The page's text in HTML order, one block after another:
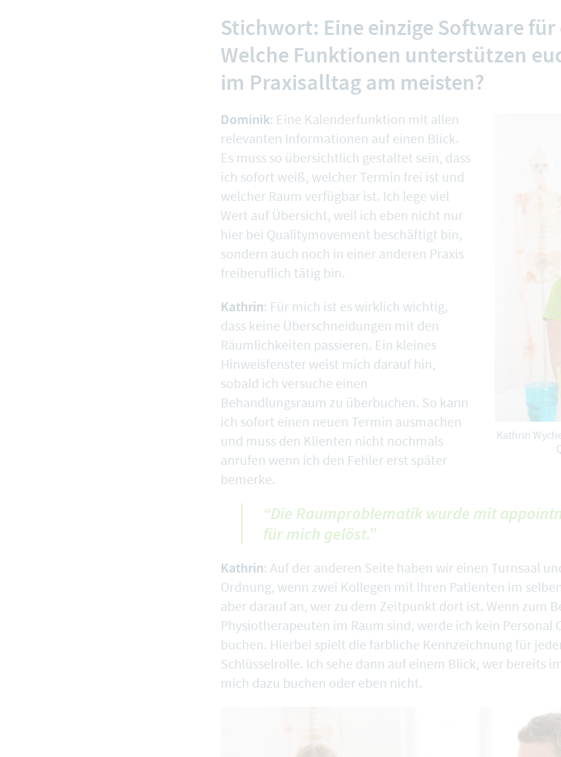
Stichwort: Eine einzige Software für
Welche Funktionen unterstützen
im Praxisalltag am meisten?
Kathrin
Dominik: Eine Kalenderfunktion mit allen
relevanten Informationen auf einen Blick.
Es muss so übersichtlich gestaltet sein, dass
ich sofort weiß, welcher Termin frei ist und
welcher Raum verfügbar ist. Ich lege viel
Wert auf Übersicht, weil ich eben nicht nur
hier bei Qualitymovement beschäftigt bin,
sondern auch noch in einer anderen Praxis
freiberuflich tätig bin.
Kathrin: Für mich ist es wirklich wichtig,
dass keine Überschneidungen mit den
Räumlichkeiten passieren. Ein kleines
Hinweisfenster weist mich darauf hin,
sobald ich versuche einen
Behandlungsraum zu überbuchen. So kann
ich sofort einen neuen Termin ausmachen
und muss den Klienten nicht nochmals
anrufen wenn ich den Fehler erst später
bemerke.
“Die Raumproblematik wurde mit
für mich gelöst.”
Kathrin: Auf der anderen Seite haben wir einen Turnsaal
Ordnung, wenn zwei Kollegen mit Ihren Patienten im
aber darauf an, wer zu dem Zeitpunkt dort ist. Wenn zum
Physiotherapeuten im Raum sind, werde ich kein Personal
buchen. Hierbei spielt die farbliche Kennzeichnung für
Schlüsselrolle. Ich sehe dann auf einem Blick, wer bereits
mich dazu buchen oder eben nicht.